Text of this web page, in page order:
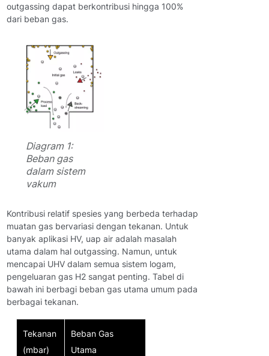
outgassing dapat berkontribusi hingga 100%
dari beban gas.
Diagram 1:
Beban gas
dalam sistem
vakum
Kontribusi relatif spesies yang berbeda terhadap
muatan gas bervariasi dengan tekanan. Untuk
banyak aplikasi HV, uap air adalah masalah
utama dalam hal outgassing. Namun, untuk
mencapai UHV dalam semua sistem logam,
pengeluaran gas H2 sangat penting. Tabel di
bawah ini berbagi beban gas utama umum pada
berbagai tekanan.
Tekanan
(mbar)
Beban Gas
Utama